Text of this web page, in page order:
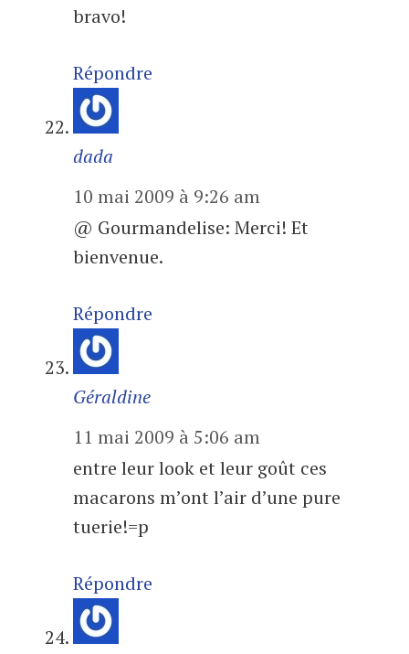
bravo!
Répondre
dada
10 mai 2009 à 9:26 am
@ Gourmandelise: Merci! Et
bienvenue.
Répondre
Géraldine
11 mai 2009 à 5:06 am
entre leur look et leur goût ces
macarons m’ont l’air d’une pure
tuerie!=p
Répondre